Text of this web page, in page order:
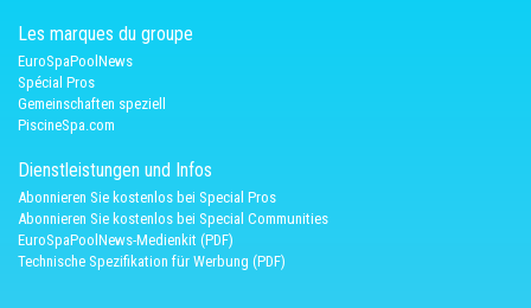
Les marques du groupe
EuroSpaPoolNews
Spécial Pros
Gemeinschaften speziell
PiscineSpa.com
Dienstleistungen und Infos
Abonnieren Sie kostenlos bei Special Pros
Abonnieren Sie kostenlos bei Special Communities
EuroSpaPoolNews-Medienkit (PDF)
Technische Spezifikation für Werbung (PDF)